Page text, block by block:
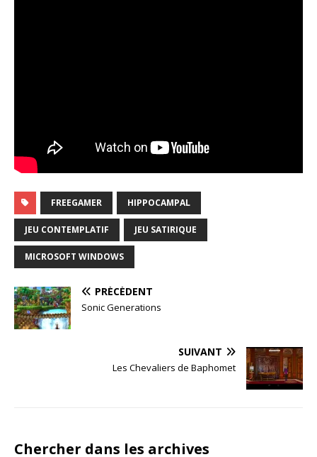
FREEGAMER HIPPOCAMPAL
JEU CONTEMPLATIF JEU SATIRIQUE
MICROSOFT WINDOWS
PRÉCÉDENT
Sonic Generations
SUIVANT
Les Chevaliers de Baphomet
Chercher dans les archives